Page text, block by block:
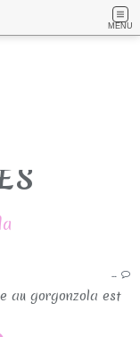
MENU
…
au gorgonzola est